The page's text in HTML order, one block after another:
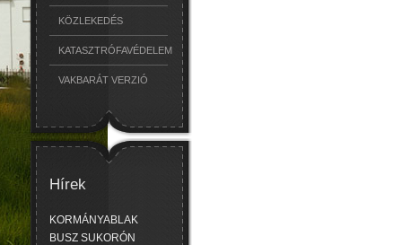
KÖZLEKEDÉS
KATASZTRÓFAVÉDELEM
VAKBARÁT VERZIÓ
Hírek
KORMÁNYABLAK
BUSZ SUKORÓN